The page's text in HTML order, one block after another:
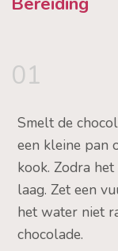
01
Smelt de
een kleine pan
kook. Zodra
laag. Zet een
het water niet
chocolade.